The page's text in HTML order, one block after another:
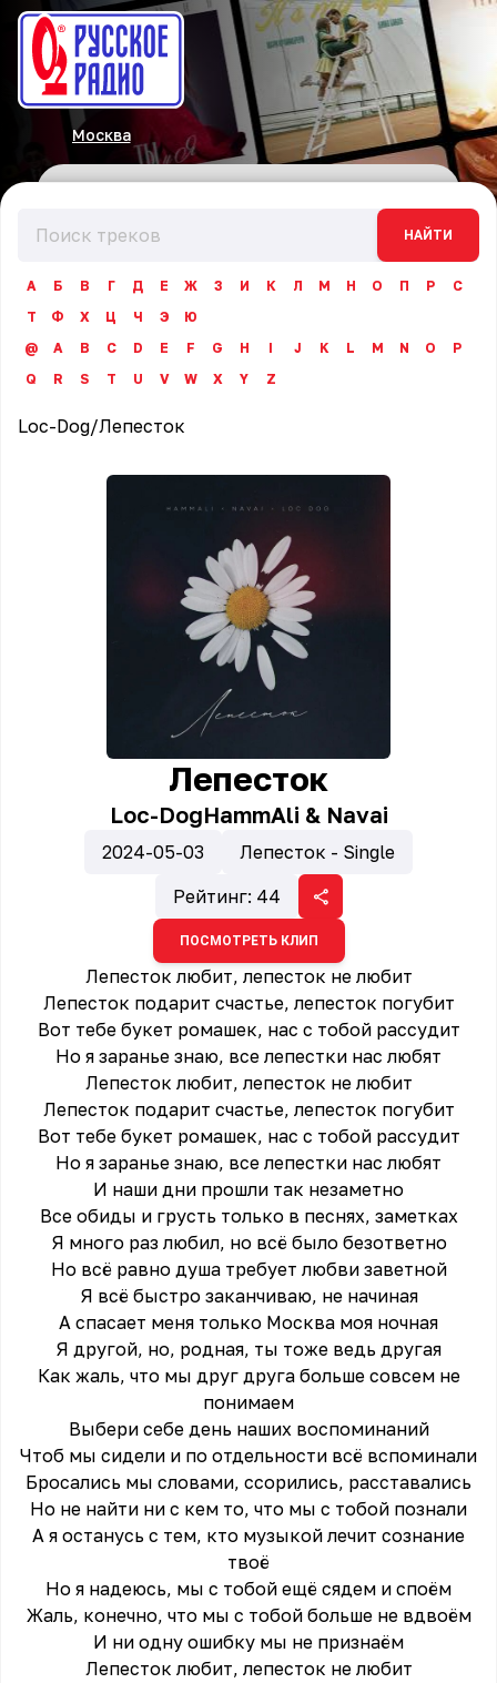
Москва
НАЙТИ
А Б В Г Д Е Ж З И К Л М Н О П Р
С
Т
Ф Х Ц Ч Э
Ю
@
A B C D E F G H I J K L M N O
P
Q
R S T U V W X Y Z
Loc-Dog/Лепесток
Лепесток
Loc-DogHammAli & Navai
2024-05-03
Лепесток - Single
Рейтинг: 44
ПОСМОТРЕТЬ КЛИП
Лепесток любит, лепесток не любит
Лепесток подарит счастье, лепесток погубит
Вот тебе букет ромашек, нас с тобой рассудит
Но я заранье знаю, все лепестки нас любят
Лепесток любит, лепесток не любит
Лепесток подарит счастье, лепесток погубит
Вот тебе букет ромашек, нас с тобой рассудит
Но я заранье знаю, все лепестки нас любят
И наши дни прошли так незаметно
Все обиды и грусть только в песнях, заметках
Я много раз любил, но всё было безответно
Но всё равно душа требует любви заветной
Я всё быстро заканчиваю, не начиная
А спасает меня только Москва моя ночная
Я другой, но, родная, ты тоже ведь другая
Как жаль, что мы друг друга больше совсем не
понимаем
Выбери себе день наших воспоминаний
Чтоб мы сидели и по отдельности всё вспоминали
Бросались мы словами, ссорились, расставались
Но не найти ни с кем то, что мы с тобой познали
А я останусь с тем, кто музыкой лечит сознание
твоё
Но я надеюсь, мы с тобой ещё сядем и споём
Жаль, конечно, что мы с тобой больше не вдвоём
И ни одну ошибку мы не признаём
Лепесток любит, лепесток не любит